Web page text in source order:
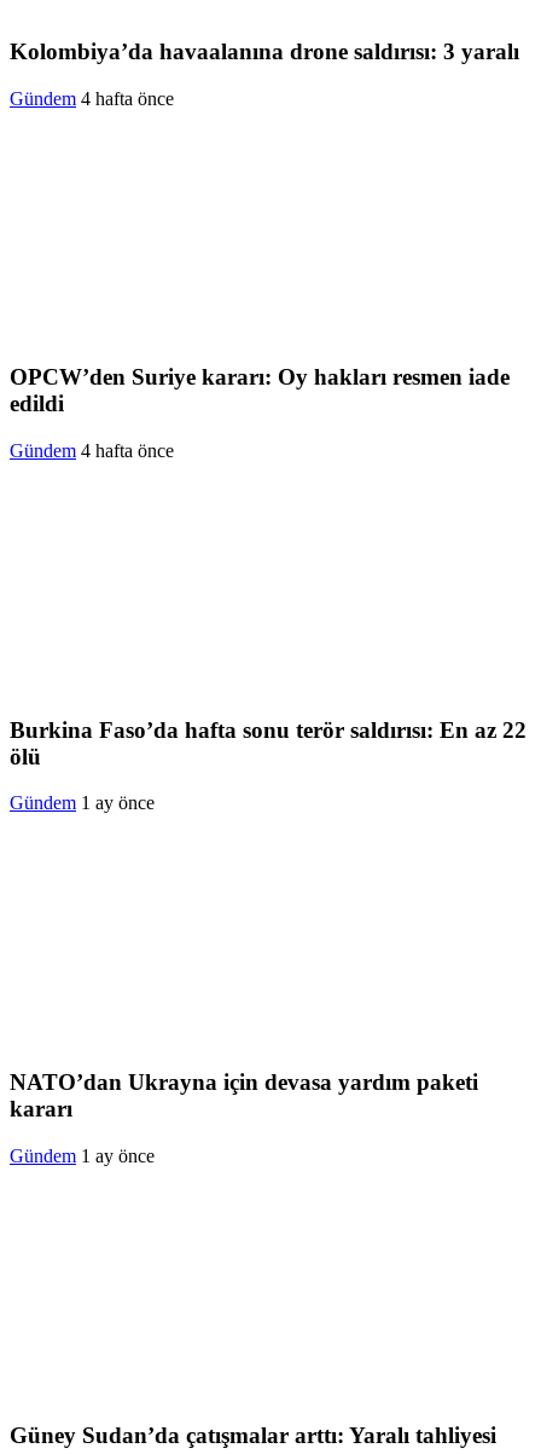
Kolombiya’da havaalanına drone saldırısı: 3 yaralı
Gündem 4 hafta önce
OPCW’den Suriye kararı: Oy hakları resmen iade
edildi
Gündem 4 hafta önce
Burkina Faso’da hafta sonu terör saldırısı: En az 22
ölü
Gündem 1 ay önce
NATO’dan Ukrayna için devasa yardım paketi
kararı
Gündem 1 ay önce
Güney Sudan’da çatışmalar arttı: Yaralı tahliyesi